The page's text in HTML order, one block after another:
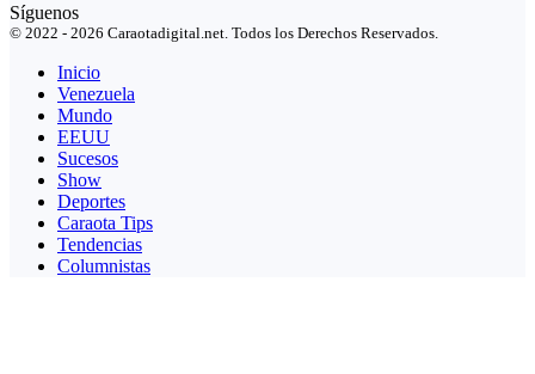
Síguenos
© 2022 - 2026 Caraotadigital.net. Todos los Derechos Reservados.
Inicio
Venezuela
Mundo
EEUU
Sucesos
Show
Deportes
Caraota Tips
Tendencias
Columnistas